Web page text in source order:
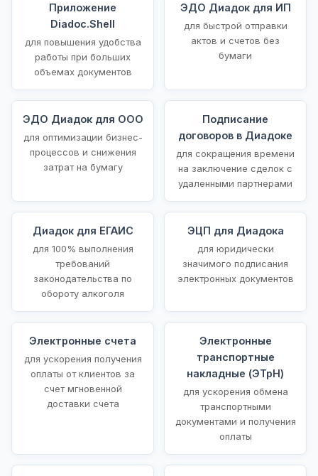
Приложение
Diadoc.Shell
для повышения удобства
работы при больших
объемах документов
ЭДО Диадок для ИП
для быстрой отправки
актов и счетов без
бумаги
ЭДО Диадок для ООО
для оптимизации бизнес-
процессов и снижения
затрат на бумагу
Подписание
договоров в Диадоке
для сокращения времени
на заключение сделок с
удаленными партнерами
Диадок для ЕГАИС
для 100% выполнения
требований
законодательства по
обороту алкоголя
ЭЦП для Диадока
для юридически
значимого подписания
электронных документов
Электронные счета
для ускорения получения
оплаты от клиентов за
счет мгновенной
доставки счета
Электронные
транспортные
накладные (ЭТрН)
для ускорения обмена
транспортными
документами и получения
оплаты